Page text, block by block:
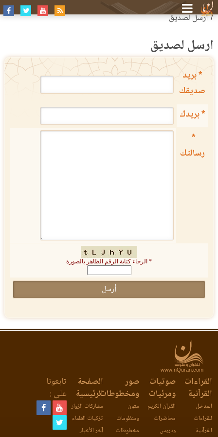
الرئيسية
أرسل لصديق
أرسل لصديق
* بريد
صديقك
* بريدك
*
رسالتك
* الرجاء كتابة الرقم الظاهر بالصورة
www.nQuran.com
القراءات
القرآنية
المدخل
للقراءات
القرآنية
صوتيات
ومرئيات
القرآن الكريم
محاضرات
ودروس
صور
ومخطوطات
متون
ومنظومات
مخطوطات
الصفحة
الرئيسية
مشاركات الزوار
تزكيات العلماء
آخر الأخبار
تابعونا
على :